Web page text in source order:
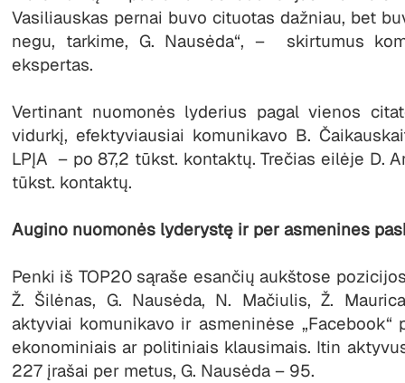
Vasiliauskas pernai buvo cituotas dažniau, bet
negu, tarkime, G. Nausėda“, – skirtumus
ekspertas.
Vertinant nuomonės lyderius pagal vienos
vidurkį, efektyviausiai komunikavo B.
LPĮA – po 87,2 tūkst. kontaktų. Trečias eilėje D.
tūkst. kontaktų.
Augino nuomonės lyderystę ir per asmenines
Penki iš TOP20 sąraše esančių aukštose
Ž. Šilėnas, G. Nausėda, N. Mačiulis, Ž.
aktyviai komunikavo ir asmeninėse „Facebook“
ekonominiais ar politiniais klausimais. Itin
227 įrašai per metus, G. Nausėda – 95.